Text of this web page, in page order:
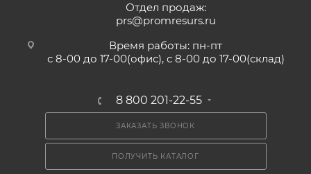
Отдел продаж:
prs@promresurs.ru
Время работы: пн-пт
с 8-00 до 17-00(офис), с 8-00 до 17-00(склад)
8 800 201-22-55
ЗАКАЗАТЬ ЗВОНОК
ПОЛУЧИТЬ КАТАЛОГ